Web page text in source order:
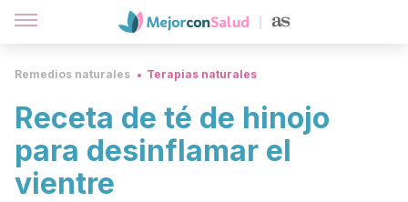
Remedios naturales Terapias naturales
Receta de té de hinojo
para desinflamar el
vientre